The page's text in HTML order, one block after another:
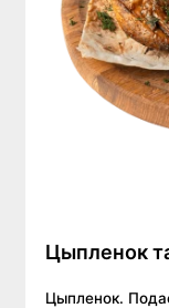
Цыпленок
Цыпленок.